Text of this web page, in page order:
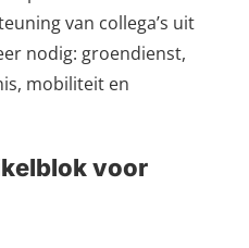
van collega’s uit
nodig: groendienst,
mobiliteit en
voor